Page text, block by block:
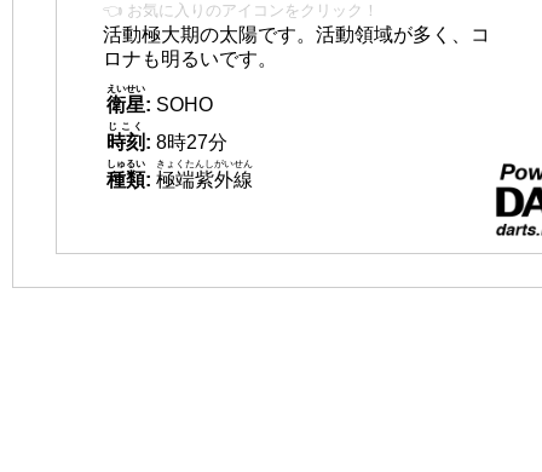
👈 お気に入りのアイコンをクリック！
活動極大期の太陽です。活動領域が多く、コ
ロナも明るいです。
衛星
えいせい
: SOHO
時刻
じこく
: 8時27分
種類
しゅるい
: 極端紫外線
きょくたんしがいせん